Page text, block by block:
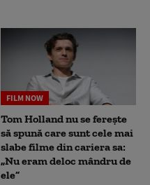
FILM NOW
Tom Holland nu se ferește
să spună care sunt cele mai
slabe filme din cariera sa:
„Nu eram deloc mândru de
ele”